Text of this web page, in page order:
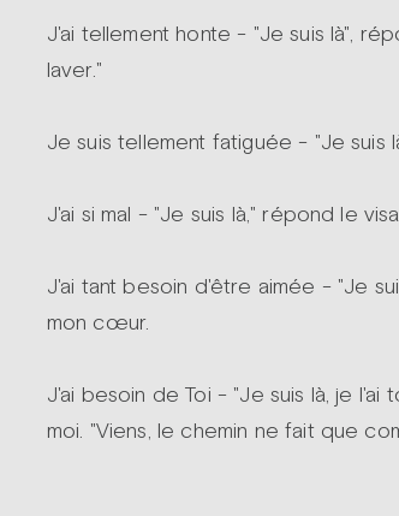
J'ai tellement honte - "Je suis là",
laver."
Je suis tellement fatiguée - "Je
J'ai si mal - "Je suis là," répond le
J'ai tant besoin d'être aimée - "Je
mon cœur.
J'ai besoin de Toi - "Je suis là, je
moi. "Viens, le chemin ne fait que